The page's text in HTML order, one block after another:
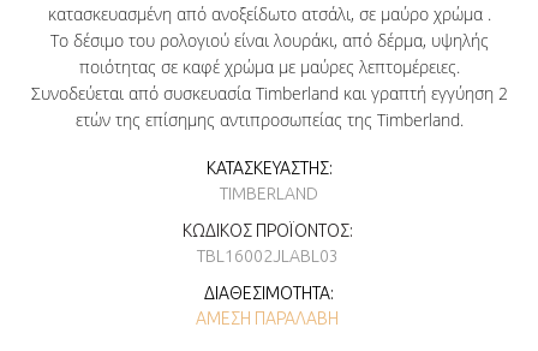
κατασκευασμένη από ανοξείδωτο ατσάλι, σε μαύρο χρώμα .
Το δέσιμο του ρολογιού είναι λουράκι, από δέρμα, υψηλής
ποιότητας σε καφέ χρώμα με μαύρες λεπτομέρειες.
Συνοδεύεται από συσκευασία Timberland και γραπτή εγγύηση 2
ετών της επίσημης αντιπροσωπείας της Timberland.
ΚΑΤΑΣΚΕΥΑΣΤΉΣ:
TIMBERLAND
ΚΩΔΙΚΌΣ ΠΡΟΪΌΝΤΟΣ:
TBL16002JLABL03
ΔΙΑΘΕΣΙΜΌΤΗΤΑ:
ΆΜΕΣΗ ΠΑΡΑΛΑΒΉ